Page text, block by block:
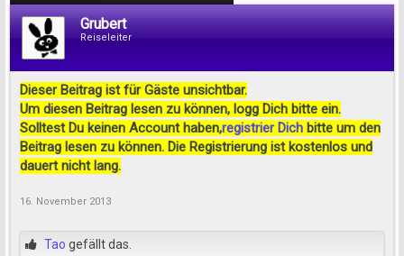
Grubert
Reiseleiter
Dieser Beitrag ist für Gäste unsichtbar.
Um diesen Beitrag lesen zu können, logg Dich bitte ein.
Solltest Du keinen Account haben,registrier Dich bitte um den
Beitrag lesen zu können. Die Registrierung ist kostenlos und
dauert nicht lang.
16. November 2013
Tao gefällt das.